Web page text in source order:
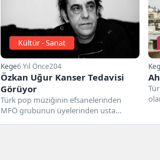
Kültür - Sanat
Kege6 Yıl Önce204
Özkan Uğur Kanser Tedavisi
Görüyor
Türk pop müziğinin efsanelerinden
MFÖ grubunun üyelerinden usta